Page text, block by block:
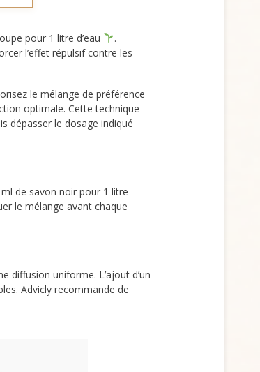
pour 1 litre d’eau
.
l’effet répulsif contre les
le mélange de préférence
optimale. Cette technique
dépasser le dosage indiqué
de savon noir pour 1 litre
le mélange avant chaque
diffusion uniforme. L’ajout d’un
Advicly recommande de